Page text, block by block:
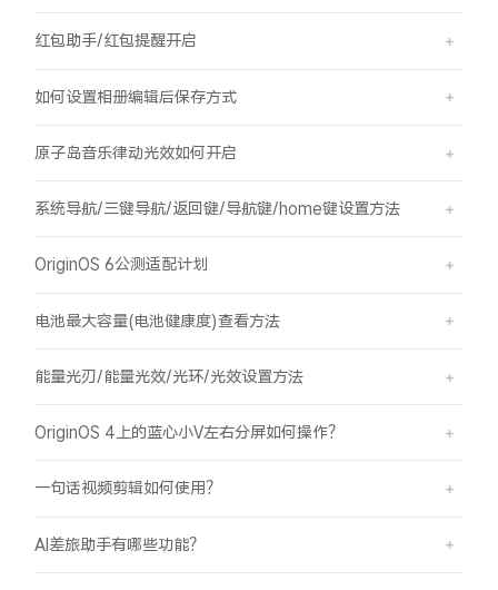
红包助手/红包提醒开启
如何设置相册编辑后保存方式
原子岛音乐律动光效如何开启
系统导航/三键导航/返回键/导航键/home键设置方法
OriginOS 6公测适配计划
电池最大容量(电池健康度)查看方法
能量光刃/能量光效/光环/光效设置方法
OriginOS 4上的蓝心小V左右分屏如何操作？
一句话视频剪辑如何使用？
AI差旅助手有哪些功能？